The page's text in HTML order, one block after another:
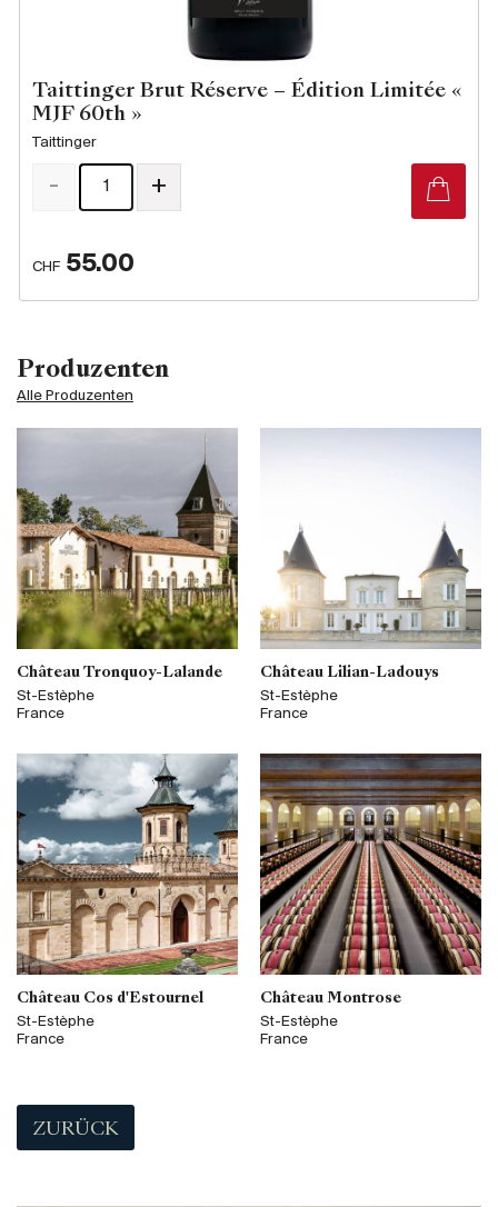
Produzenten
Alle Produzenten
Château Tronquoy-Lalande
St-Estèphe
France
Château Lilian-Ladouys
St-Estèphe
France
Château Cos d'Estournel
St-Estèphe
France
Château Montrose
St-Estèphe
France
ZURÜCK
Taittinger Brut Réserve – Édition Limitée «
MJF 60th »
Taittinger
CHF 55.00
- +